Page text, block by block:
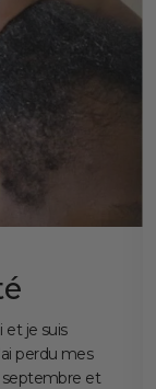
et je suis
perdu mes
et